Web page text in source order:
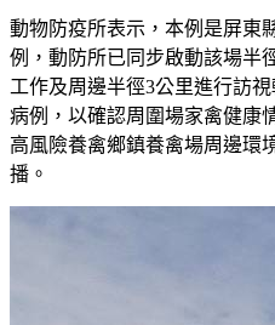
動物防疫所表示，本例是屏東
例，動防所已同步啟動該場半
工作及周邊半徑3公里進行訪
病例，以確認周圍場家禽健康
高風險養禽鄉鎮養禽場周邊環
播。